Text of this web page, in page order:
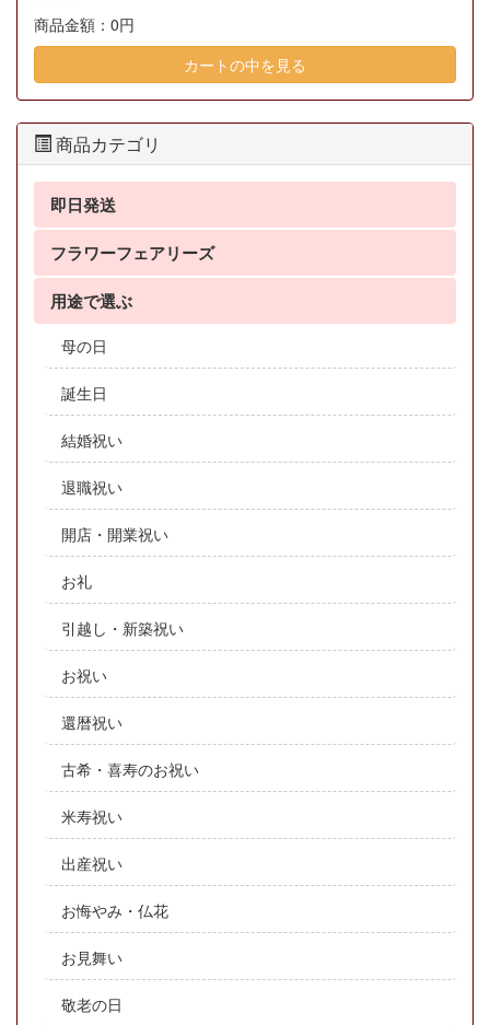
商品金額： 0円
カートの中を見る
商品カテゴリ
即日発送
フラワーフェアリーズ
用途で選ぶ
母の日
誕生日
結婚祝い
退職祝い
開店・開業祝い
お礼
引越し・新築祝い
お祝い
還暦祝い
古希・喜寿のお祝い
米寿祝い
出産祝い
お悔やみ・仏花
お見舞い
敬老の日